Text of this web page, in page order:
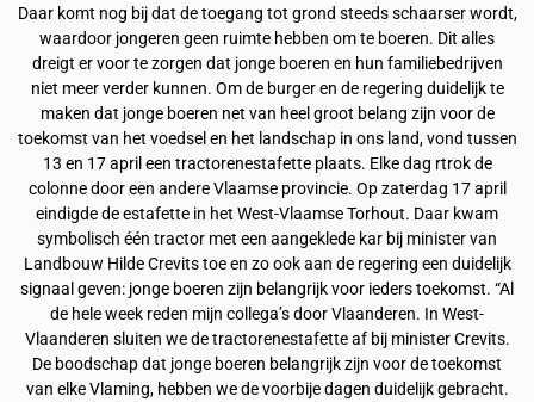
Daar komt nog bij dat de toegang tot grond steeds schaarser wordt,
waardoor jongeren geen ruimte hebben om te boeren. Dit alles
dreigt er voor te zorgen dat jonge boeren en hun familiebedrijven
niet meer verder kunnen. Om de burger en de regering duidelijk te
maken dat jonge boeren net van heel groot belang zijn voor de
toekomst van het voedsel en het landschap in ons land, vond tussen
13 en 17 april een tractorenestafette plaats. Elke dag rtrok de
colonne door een andere Vlaamse provincie. Op zaterdag 17 april
eindigde de estafette in het West-Vlaamse Torhout. Daar kwam
symbolisch één tractor met een aangeklede kar bij minister van
Landbouw Hilde Crevits toe en zo ook aan de regering een duidelijk
signaal geven: jonge boeren zijn belangrijk voor ieders toekomst. “Al
de hele week reden mijn collega’s door Vlaanderen. In West-
Vlaanderen sluiten we de tractorenestafette af bij minister Crevits.
De boodschap dat jonge boeren belangrijk zijn voor de toekomst
van elke Vlaming, hebben we de voorbije dagen duidelijk gebracht.